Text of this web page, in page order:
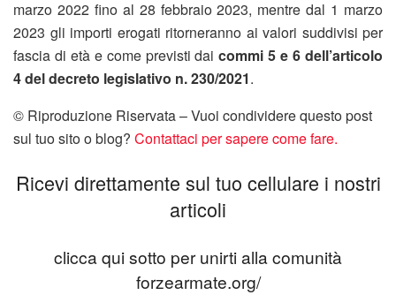
marzo 2022 fino al 28 febbraio 2023, mentre dal 1 marzo
2023 gli importi erogati ritorneranno ai valori suddivisi per
fascia di età e come previsti daicommi 5 e 6 dell’articolo
4del decreto legislativo n.230/2021.
© Riproduzione Riservata – Vuoi condividere questo post
sul tuo sito o blog? Contattaci per sapere come fare.
Ricevi direttamente sul tuo cellulare i nostri
articoli
clicca qui sotto per unirti alla comunità
forzearmate.org/